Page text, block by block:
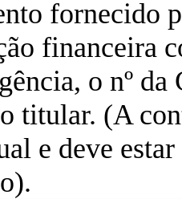
fornecido
financeira
o nº da
titular. (A
e deve